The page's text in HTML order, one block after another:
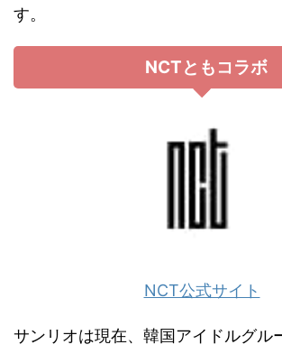
す。
NCTともコラボ
NCT公式サイト
サンリオは現在、韓国アイドルグル